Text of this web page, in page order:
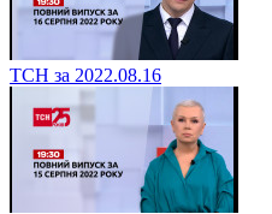
ТСН за 2022.08.16